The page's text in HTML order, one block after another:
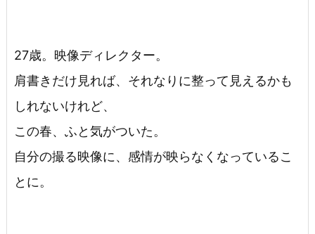
27歳。映像ディレクター。
肩書きだけ見れば、それなりに整って見えるかも
しれないけれど、
この春、ふと気がついた。
自分の撮る映像に、感情が映らなくなっているこ
とに。